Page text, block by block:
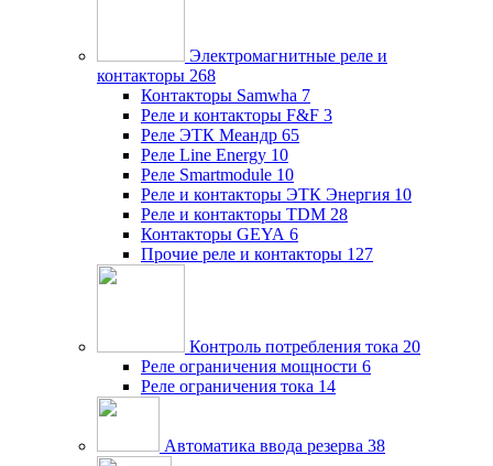
Электромагнитные реле и
контакторы 268
Контакторы Samwha 7
Реле и контакторы F&F 3
Реле ЭТК Меандр 65
Реле Line Energy 10
Реле Smartmodule 10
Реле и контакторы ЭТК Энергия 10
Реле и контакторы TDM 28
Контакторы GEYA 6
Прочие реле и контакторы 127
Контроль потребления тока 20
Реле ограничения мощности 6
Реле ограничения тока 14
Автоматика ввода резерва 38